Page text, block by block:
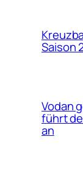
Saison
Vodan
führt
an